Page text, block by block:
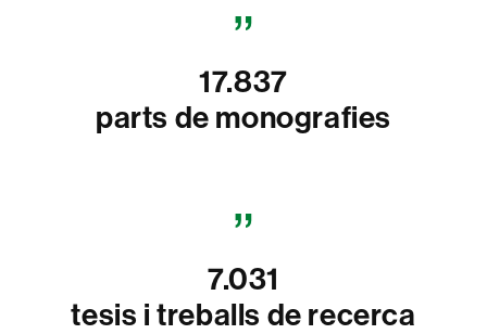
17.837
parts de monografies
7.031
tesis i treballs de recerca